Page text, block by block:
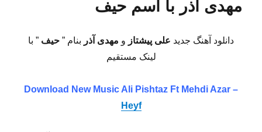
مهدی آذر با اسم حیف
دانلود آهنگ جدید علی پیشتاز و مهدی آذر بنام ” حیف ” با
لینک مستقیم
Download New Music Ali Pishtaz Ft Mehdi Azar –
Heyf